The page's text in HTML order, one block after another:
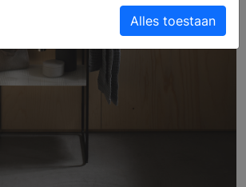
Alles toestaan